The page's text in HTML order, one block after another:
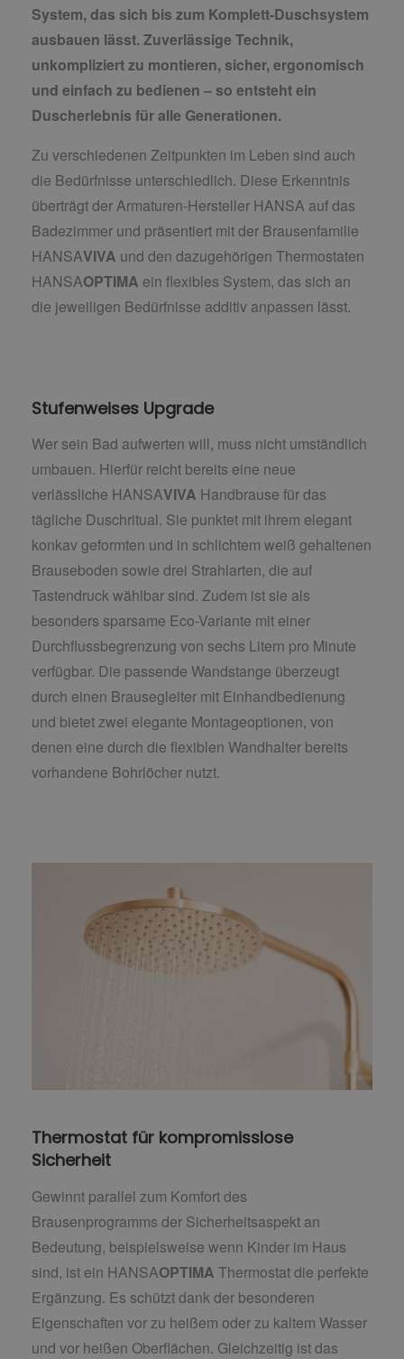
System, das sich bis zum Komplett-Duschsystem
ausbauen lässt. Zuverlässige Technik,
unkompliziert zu montieren, sicher, ergonomisch
und einfach zu bedienen – so entsteht ein
Duscherlebnis für alle Generationen.
Zu verschiedenen Zeitpunkten im Leben sind auch
die Bedürfnisse unterschiedlich. Diese Erkenntnis
überträgt der Armaturen-Hersteller HANSA auf das
Badezimmer und präsentiert mit der Brausenfamilie
HANSAVIVA und den dazugehörigen Thermostaten
HANSAOPTIMA ein flexibles System, das sich an
die jeweiligen Bedürfnisse additiv anpassen lässt.
Stufenweises Upgrade
Wer sein Bad aufwerten will, muss nicht umständlich
umbauen. Hierfür reicht bereits eine neue
verlässliche HANSAVIVA Handbrause für das
tägliche Duschritual. Sie punktet mit ihrem elegant
konkav geformten und in schlichtem weiß gehaltenen
Brauseboden sowie drei Strahlarten, die auf
Tastendruck wählbar sind. Zudem ist sie als
besonders sparsame Eco-Variante mit einer
Durchflussbegrenzung von sechs Litern pro Minute
verfügbar. Die passende Wandstange überzeugt
durch einen Brausegleiter mit Einhandbedienung
und bietet zwei elegante Montageoptionen, von
denen eine durch die flexiblen Wandhalter bereits
vorhandene Bohrlöcher nutzt.
Thermostat für kompromisslose
Sicherheit
Gewinnt parallel zum Komfort des
Brausenprogramms der Sicherheitsaspekt an
Bedeutung, beispielsweise wenn Kinder im Haus
sind, ist ein HANSAOPTIMA Thermostat die perfekte
Ergänzung. Es schützt dank der besonderen
Eigenschaften vor zu heißem oder zu kaltem Wasser
und vor heißen Oberflächen. Gleichzeitig ist das